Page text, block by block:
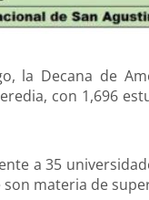
la Decana de
con 1,696
a 35
materia de